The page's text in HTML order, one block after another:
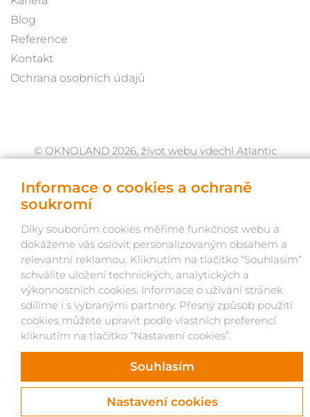
Blog
Reference
Kontakt
Ochrana osobních údajů
© OKNOLAND 2026, život webu vdechl Atlantic
Informace o cookies a ochraně
soukromí
Díky souborům cookies měříme funkčnost webu a
dokážeme vás oslovit personalizovaným obsahem a
relevantní reklamou. Kliknutím na tlačítko “Souhlasím“
schválíte uložení technických, analytických a
výkonnostních cookies. Informace o užívání stránek
sdílíme i s vybranými partnery. Přesný způsob použití
cookies můžete upravit podle vlastních preferencí
kliknutím na tlačítko “Nastavení cookies”.
Souhlasím
Nastavení cookies